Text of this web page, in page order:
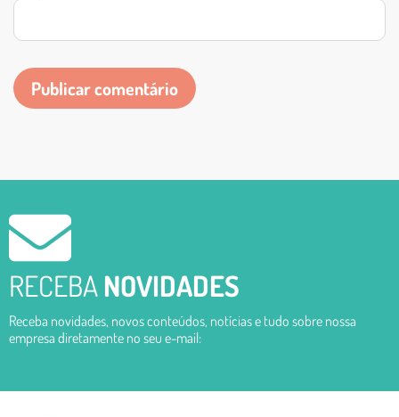
RECEBANOVIDADES
Receba novidades, novos conteúdos, notícias e tudo sobre nossa
empresa diretamente no seu e-mail: